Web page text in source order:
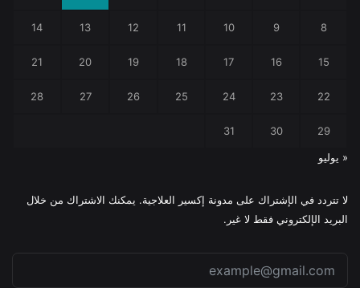
8
9
10
11
12
13
14
15
16
17
18
19
20
21
22
23
24
25
26
27
28
29
30
31
« يوليو
لا تتردد في الإشتراك على مدونة إكسير العلاجية. يمكنك الاشتراك من خلال
البريد الإلكتروني فقط لا غير.